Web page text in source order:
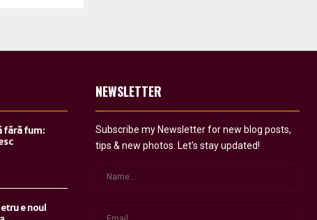
fără fum:
e noul
NEWSLETTER
Subscribe my Newsletter for new blog posts,
tips & new photos. Let's stay updated!